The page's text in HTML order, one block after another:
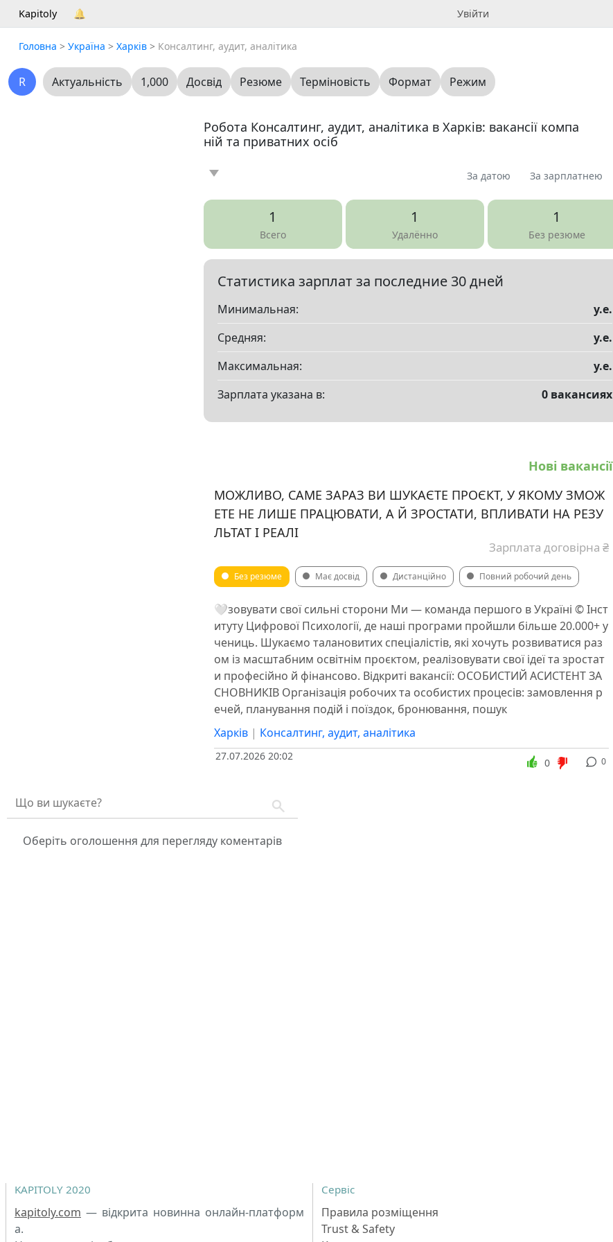
Kapitoly 🔔 Увійти
Головна > Україна > Харків > Консалтинг, аудит, аналітика
R Актуальність 1,000 Досвід Резюме Терміновість Формат Режим
Робота Консалтинг, аудит, аналітика в Харків: вакансії компа
ній та приватних осіб
Новина Стаття Пропоную Шукаю Запитання
Показать все разделы
За датою За зарплатнею
1
Всего
1
Удалённо
1
Без резюме
Статистика зарплат за последние 30 дней
Минимальная:
у.е.
Средняя:
у.е.
Максимальная:
у.е.
Зарплата указана в:
0 вакансиях
Нові вакансії
МОЖЛИВО, САМЕ ЗАРАЗ ВИ ШУКАЄТЕ ПРОЄКТ, У ЯКОМУ ЗМОЖ
ЕТЕ НЕ ЛИШЕ ПРАЦЮВАТИ, А Й ЗРОСТАТИ, ВПЛИВАТИ НА РЕЗУ
ЛЬТАТ І РЕАЛІ
Зарплата договірна ₴
Без резюме Має досвід Дистанційно Повний робочий день
🤍зовувати свої сильні сторони Ми — команда першого в Україні © Інст
итуту Цифрової Психології, де наші програми пройшли більше 20.000+ у
чениць. Шукаємо талановитих спеціалістів, які хочуть розвиватися раз
ом із масштабним освітнім проєктом, реалізовувати свої ідеї та зростат
и професійно й фінансово. Відкриті вакансії: ОСОБИСТИЙ АСИСТЕНТ ЗА
СНОВНИКІВ Організація робочих та особистих процесів: замовлення р
ечей, планування подій і поїздок, бронювання, пошук
Харків | Консалтинг, аудит, аналітика
27.07.2026 20:02 0
0
Оберіть оголошення для перегляду коментарів
KAPITOLY 2020
kapitoly.com — відкрита новинна онлайн-платформ
а.
Сервіс
Правила розміщення
Trust & Safety